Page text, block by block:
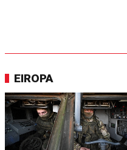
EIROPA